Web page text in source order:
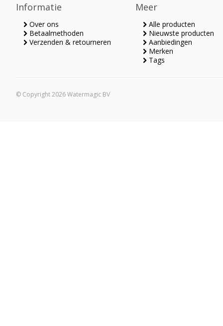
Informatie
Over ons
Betaalmethoden
Verzenden & retourneren
Meer
Alle producten
Nieuwste producten
Aanbiedingen
Merken
Tags
© Copyright 2026 Watermagic BV